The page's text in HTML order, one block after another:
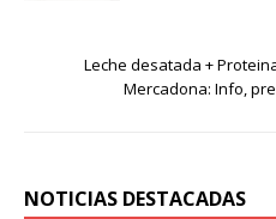
Leche desatada +
Mercadona: Info,
NOTICIAS DESTACADAS